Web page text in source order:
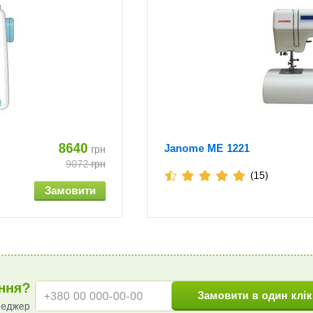
8640 грн
9072грн
Janome ME 1221
(15)